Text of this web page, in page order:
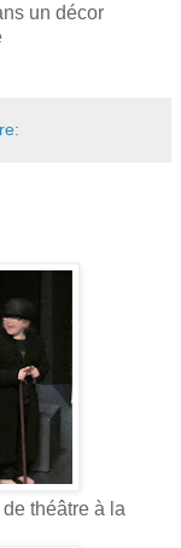
un décor
théâtre à la